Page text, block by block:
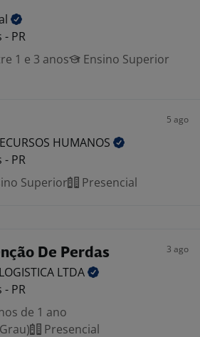
- PR
1 e 3 anos
Ensino Superior
5 ago
HUMANOS
- PR
Superior Presencial
De Perdas 3 ago
LTDA
- PR
de 1 ano
Presencial